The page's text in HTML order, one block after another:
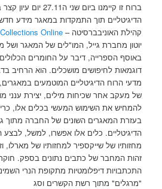
ברוח זו קיימנו ביום
הדיגיטליים תוך התמקדות במאגר מידע
קהילת האוניבברסיטה –Online
יוטון מחברת גייל, המו"לים של המאגר ושל
באוסף הספרייה, דיבר על החומרים
דוגמאות לחיפושים מושכלים. הוא הרחיב
מדעי הרוח הדיגיטליים המוטמעים במאגרים,
להמחיש את השימוש המעשי בכלים אלו,
בעזרת המאגרים השונים של החברה מתוך
הדיגיטליים. כלים אלו אפשרו, למשל, לבצע
מחזותיו של שייקספיר למחזותיו של
זהות המחבר של כתבים נתונים בספק.
התכתבויות דיפלומטיות מתקופת הנרי
"מרגלים" מתוך רשת הקשרים וסג